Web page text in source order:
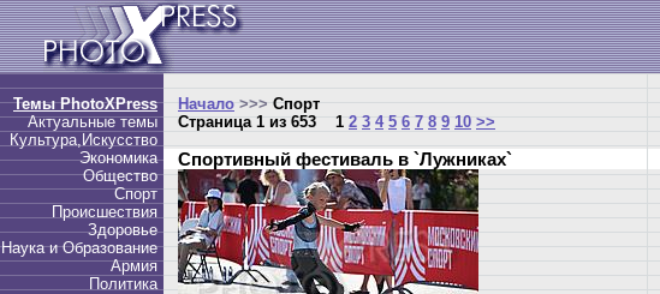
Темы PhotoXPress
Актуальные темы
Культура,Искусство
Экономика
Общество
Спорт
Происшествия
Здоровье
Наука и Образование
Армия
Политика
Начало >>> Спорт
Страница 1 из 653
1 2 3 4 5 6 7 8 9 10 >>
Спортивный фестиваль в `Лужниках`